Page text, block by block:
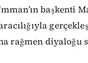
başkenti
rağmen